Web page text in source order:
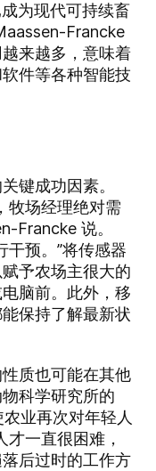
为现代可持续畜
Francke
来越多，意味着
件等各种智能技
键成功因素。
牧场经理绝对需
Francke 说。
干预。”将传感器
予农场主很大的
脑前。此外，移
保持了解最新状
质也可能在其他
科学研究所的
业再次对年轻人
才一直很困难，
后过时的工作方